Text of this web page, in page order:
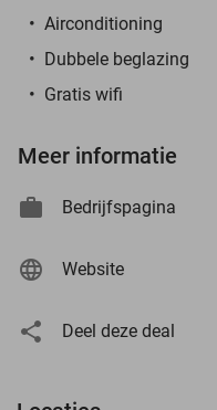
Airconditioning
Dubbele beglazing
Gratis wifi
Meer informatie
Bedrijfspagina
Website
Deel deze deal